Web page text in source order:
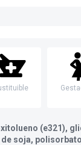
(e321),
soja,